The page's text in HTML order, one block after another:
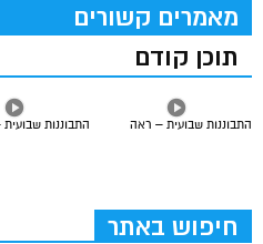
מאמרים קשורים
תוכן קודם
התבוננות התבוננות שבועית – ראה
חיפוש באתר